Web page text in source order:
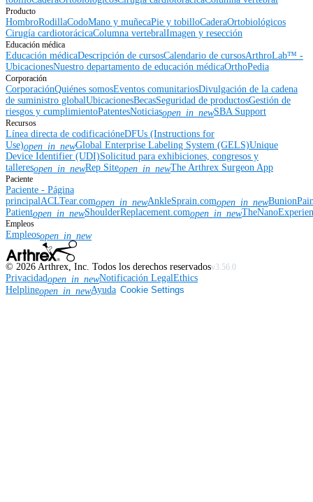
Producto
HombroRodillaCodoMano y muñecaPie y tobilloCaderaOrtobiológicos
Cirugía cardiotorácicaColumna vertebralImagen y resección
Educación médica
Educación médicaDescripción de cursosCalendario de cursosArthroLab™ -
UbicacionesNuestro departamento de educación médicaOrthoPedia
Corporación
CorporaciónQuiénes somosEventos comunitariosDivulgación de la cadena
de suministro globalUbicacionesBecasSeguridad de productosGestión de
riesgos y cumplimientoPatentesNoticiasopen_in_newSBA Support
Recursos
Línea directa de codificacióneDFUs (Instructions for
Use)open_in_newGlobal Enterprise Labeling System (GELS)Unique
Device Identifier (UDI)Solicitud para exhibiciones, congresos y
talleresopen_in_newRep Siteopen_in_newThe Arthrex Surgeon App
Paciente
Paciente - Página
principalACLTear.comopen_in_newAnkleSprain.comopen_in_new
Patientopen_in_newShoulderReplacement.comopen_in_new
Empleos
Empleosopen_in_new
© 2026 Arthrex, Inc. Todos los derechos reservadosv3.56.0
Privacidadopen_in_newNotificación LegalEthics
Helplineopen_in_newAyuda Cookie Settings